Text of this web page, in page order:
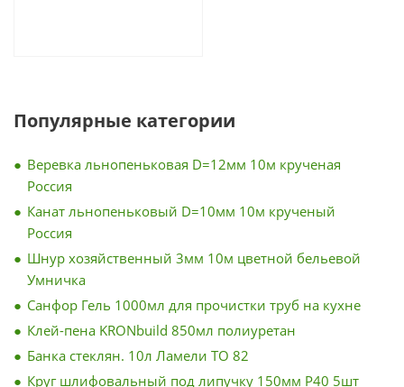
Популярные категории
Веревка льнопеньковая D=12мм 10м крученая
Россия
Канат льнопеньковый D=10мм 10м крученый
Россия
Шнур хозяйственный 3мм 10м цветной бельевой
Умничка
Санфор Гель 1000мл для прочистки труб на кухне
Клей-пена KRONbuild 850мл полиуретан
Банка стеклян. 10л Ламели ТО 82
Круг шлифовальный под липучку 150мм Р40 5шт